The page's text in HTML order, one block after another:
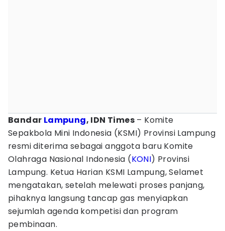
Bandar Lampung, IDN Times – Komite
Sepakbola Mini Indonesia (KSMI) Provinsi Lampung
resmi diterima sebagai anggota baru Komite
Olahraga Nasional Indonesia (KONI) Provinsi
Lampung. Ketua Harian KSMI Lampung, Selamet
mengatakan, setelah melewati proses panjang,
pihaknya langsung tancap gas menyiapkan
sejumlah agenda kompetisi dan program
pembinaan.